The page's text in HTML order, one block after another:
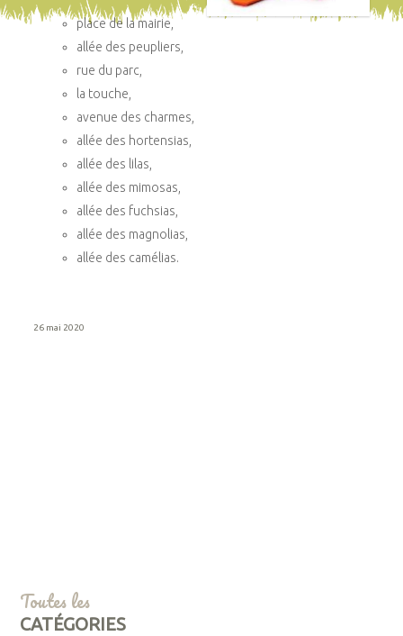
place de la mairie,
allée des peupliers,
rue du parc,
la touche,
avenue des charmes,
allée des hortensias,
allée des lilas,
allée des mimosas,
allée des fuchsias,
allée des magnolias,
allée des camélias.
26 mai 2020
Toutes les
CATÉGORIES